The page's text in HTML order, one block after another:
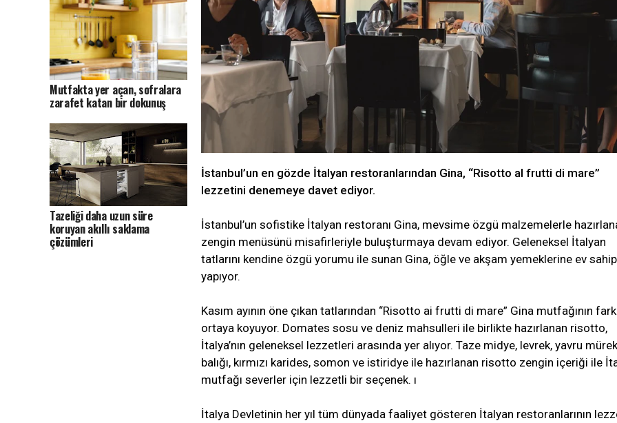
Mutfakta yer açan, sofralara
zarafet katan bir dokunuş
Tazeliği daha uzun süre
koruyan akıllı saklama
çözümleri
İstanbul’un en gözde İtalyan restoranlarından Gina, “Risotto al frutti di mare”
lezzetini denemeye davet ediyor.
İstanbul’un sofistike İtalyan restoranı Gina, mevsime özgü malzemelerle
zengin menüsünü misafirleriyle buluşturmaya devam ediyor. Geleneksel İtalyan
tatlarını kendine özgü yorumu ile sunan Gina, öğle ve akşam yemeklerine ev
yapıyor.
Kasım ayının öne çıkan tatlarından “Risotto ai frutti di mare” Gina mutfağının
ortaya koyuyor. Domates sosu ve deniz mahsulleri ile birlikte hazırlanan risotto,
İtalya’nın geleneksel lezzetleri arasında yer alıyor. Taze midye, levrek, yavru
balığı, kırmızı karides, somon ve istiridye ile hazırlanan risotto zengin içeriği ile
mutfağı severler için lezzetli bir seçenek. ı
İtalya Devletinin her yıl tüm dünyada faaliyet gösteren İtalyan restoranlarının